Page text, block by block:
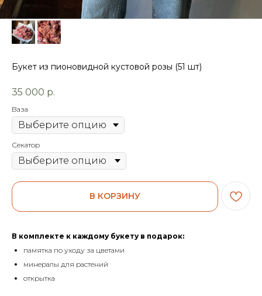
Букет из пионовидной кустовой розы (51 шт)
35 000 р.
Ваза
Секатор
В КОРЗИНУ
В комплекте к каждому букету в подарок:
памятка по уходу за цветами
минералы для растений
открытка